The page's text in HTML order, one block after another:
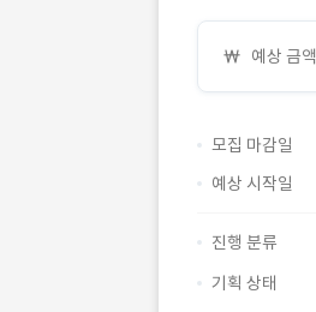
예상 금액
모집 마감일
예상 시작일
진행 분류
기획 상태